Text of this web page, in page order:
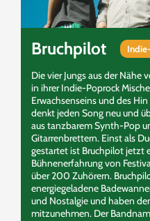
Bruchpilot
Die vier Jungs aus der Nähe
in ihrer Indie-Poprock
Erwachsenseins und des
denkt jeden Song neu und
aus tanzbarem Synth-Pop
Gitarrenbrettern. Einst als
gestartet ist Bruchpilot jetzt
Bühnenerfahrung von
über 200 Zuhörern.
energiegeladene
und Nostalgie und haben
mitzunehmen. Der